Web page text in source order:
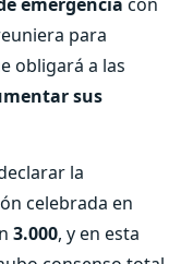
para
obligará a las
sus
la
celebrada en
3.000, y en esta